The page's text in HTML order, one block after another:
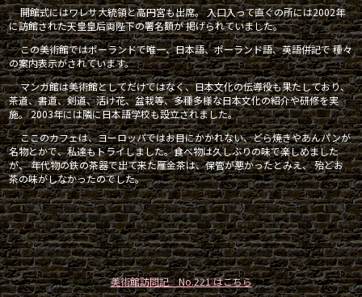
開館式にはワレサ大統領と高円宮も出席。 入口入って直ぐの所には2002年
に訪館された天皇皇后両陛下の署名額が 掲げられていました。
この美術館ではポーランドで唯一、日本語、ポーランド語、英語併記で 種々
の案内表示がされています。
マンガ館は美術館としてだけではなく、日本文化の伝導役も果たしており、
茶道、書道、剣道、活け花、盆栽等、多種多様な日本文化の紹介や研修を実
施。 2003年には隣に日本語学校も設立されました。
ここのカフェは、ヨーロッパではお目にかかれない、どら焼きやあんパンが
名物とかで、私達もトライしました。食べ物は久しぶりの味で楽しめました
が、 年代物の鉄の茶器で出て来た雁金茶は、保管が悪かったとみえ、 殆どお
茶の味がしなかったのでした。
美術館訪問記 No.221 はこちら